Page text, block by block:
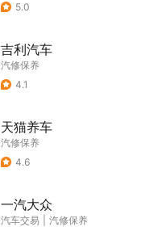
5.0
吉利汽车
汽修保养
4.1
天猫养车
汽修保养
4.6
一汽大众
汽车交易
汽修保养